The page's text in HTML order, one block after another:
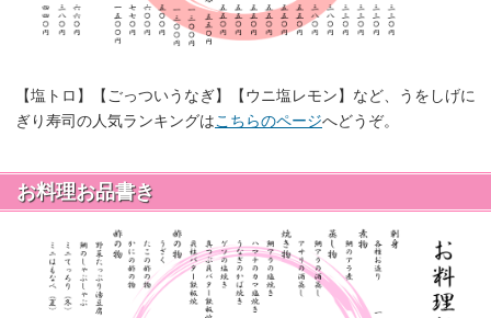
【塩トロ】【ごっついうなぎ】【ウニ塩レモン】など、うをしげに
ぎり寿司の人気ランキングはこちらのページへどうぞ。
お料理お品書き